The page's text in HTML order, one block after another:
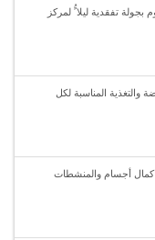
تفقدية ليلا ًُ لمركز
والتغذية المناسبة لكل
أجسام والمنشطات